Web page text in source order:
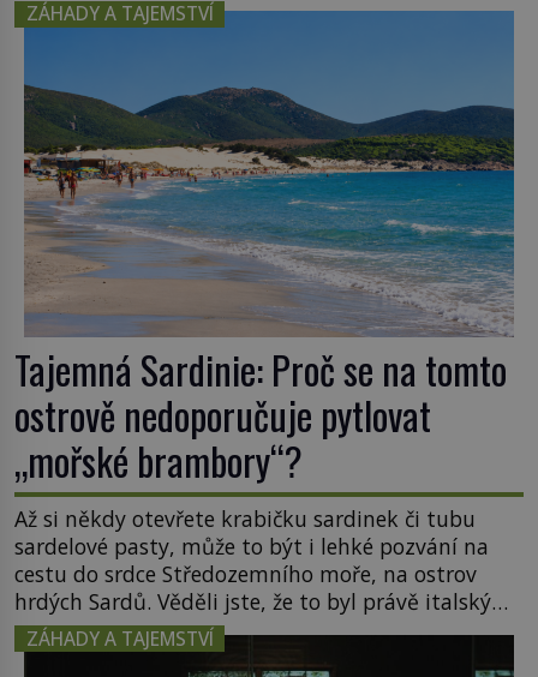
ZÁHADY A TAJEMSTVÍ
Tajemná Sardinie: Proč se na tomto
ostrově nedoporučuje pytlovat
„mořské brambory“?
Až si někdy otevřete krabičku sardinek či tubu
sardelové pasty, může to být i lehké pozvání na
cestu do srdce Středozemního moře, na ostrov
hrdých Sardů. Věděli jste, že to byl právě italský
ostrov Sardinie, jenž těmto produktům moře
propůjčil své jméno. Co dalšího je pro Sardinii
ZÁHADY A TAJEMSTVÍ